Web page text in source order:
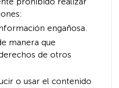
engañosa.
manera que
de otros
o usar el contenido